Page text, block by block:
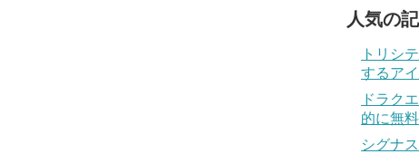
人気の
トリシ
するア
ドラク
的に無
シグナ